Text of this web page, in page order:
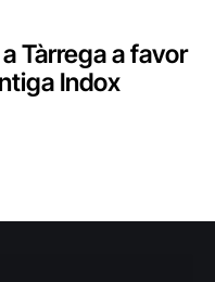
Tàrrega a favor
Indox